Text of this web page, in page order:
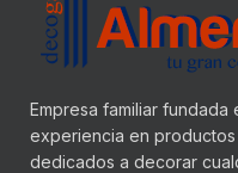
Empresa familiar fundada
experiencia en
dedicados a decorar